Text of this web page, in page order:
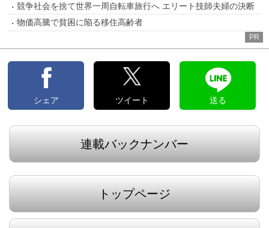
競争社会を捨て世界一周自転車旅行へ エリート技師夫婦の決断
物価高騰で貧困に陥る移住高齢者
PR
シェア ツイート 送る
連載バックナンバー
トップページ